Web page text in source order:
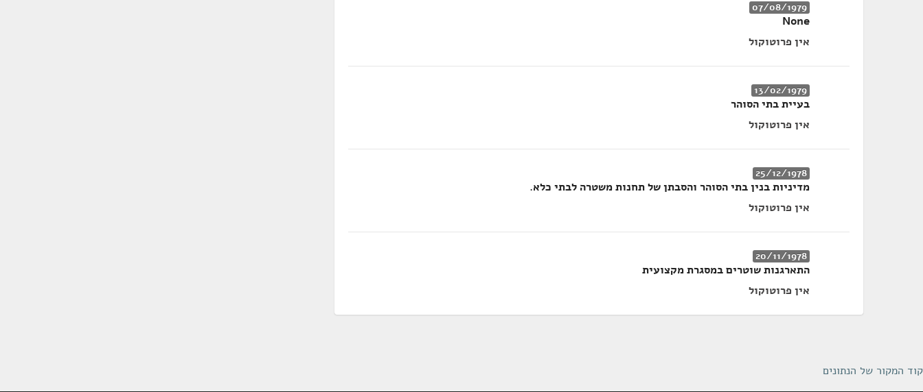
07/08/1979
None
אין פרוטוקול
13/02/1979
בעיית בתי הסוהר
אין פרוטוקול
25/12/1978
מדיניות בנין בתי הסוהר והסבתן של תחנות משטרה לבתי כלא.
אין פרוטוקול
20/11/1978
התארגנות שוטרים במסגרת מקצועית
אין פרוטוקול
קוד המקור של הנתונים